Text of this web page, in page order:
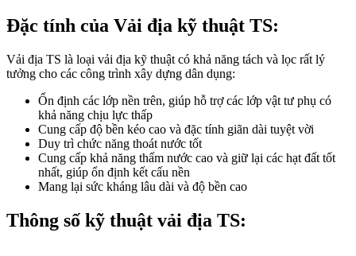
Đặc tính của Vải địa kỹ thuật TS:
Vải địa TS là loại vải địa kỹ thuật có khả năng tách và lọc rất lý
tưởng cho các công trình xây dựng dân dụng:
Ổn định các lớp nền trên, giúp hỗ trợ các lớp vật tư phụ có
khả năng chịu lực thấp
Cung cấp độ bền kéo cao và đặc tính giãn dài tuyệt vời
Duy trì chức năng thoát nước tốt
Cung cấp khả năng thấm nước cao và giữ lại các hạt đất tốt
nhất, giúp ổn định kết cấu nền
Mang lại sức kháng lâu dài và độ bền cao
Thông số kỹ thuật vải địa TS: